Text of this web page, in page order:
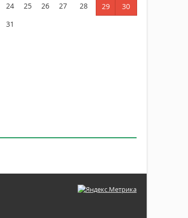
24
25 26 27 28 29
30
31